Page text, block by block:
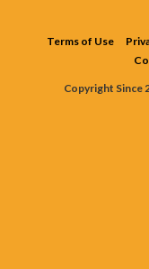
Terms of Use
Copyright Since